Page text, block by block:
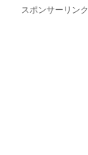
スポンサーリンク